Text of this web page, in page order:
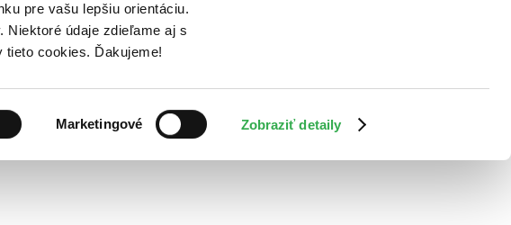
pre vašu lepšiu orientáciu.
Niektoré údaje zdieľame aj s
cookies. Ďakujeme!
Marketingové Zobraziť detaily